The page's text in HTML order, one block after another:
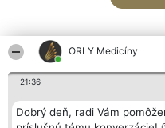
ORLY Medicíny
21:36
Dobrý deň, radi Vám
Organizátor hodnotenia
Bright Side Solutions sp. z o.